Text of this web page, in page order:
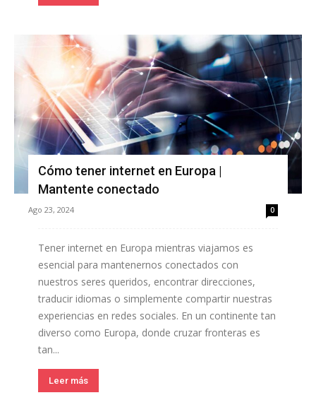
Cómo tener internet en Europa |
Mantente conectado
Ago 23, 2024 0
Tener internet en Europa mientras viajamos es
esencial para mantenernos conectados con
nuestros seres queridos, encontrar direcciones,
traducir idiomas o simplemente compartir nuestras
experiencias en redes sociales. En un continente tan
diverso como Europa, donde cruzar fronteras es
tan...
Leer más